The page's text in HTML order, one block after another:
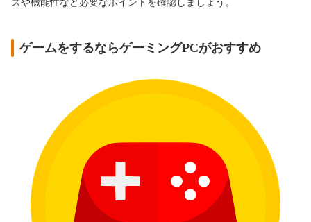
ズや機能性など必要なポイントを確認しましょう。
ゲームをするならゲーミングPCがおすすめ